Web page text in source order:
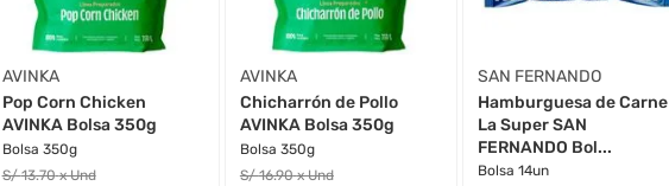
AVINKA
Pop Corn Chicken
AVINKA Bolsa 350g
Bolsa 350g
S/13.70 x Und
AVINKA
Chicharrón de Pollo
AVINKA Bolsa 350g
Bolsa 350g
S/16.90 x Und
SAN FERNANDO
Hamburguesa de Carne
La Super SAN
FERNANDO Bol...
Bolsa 14un